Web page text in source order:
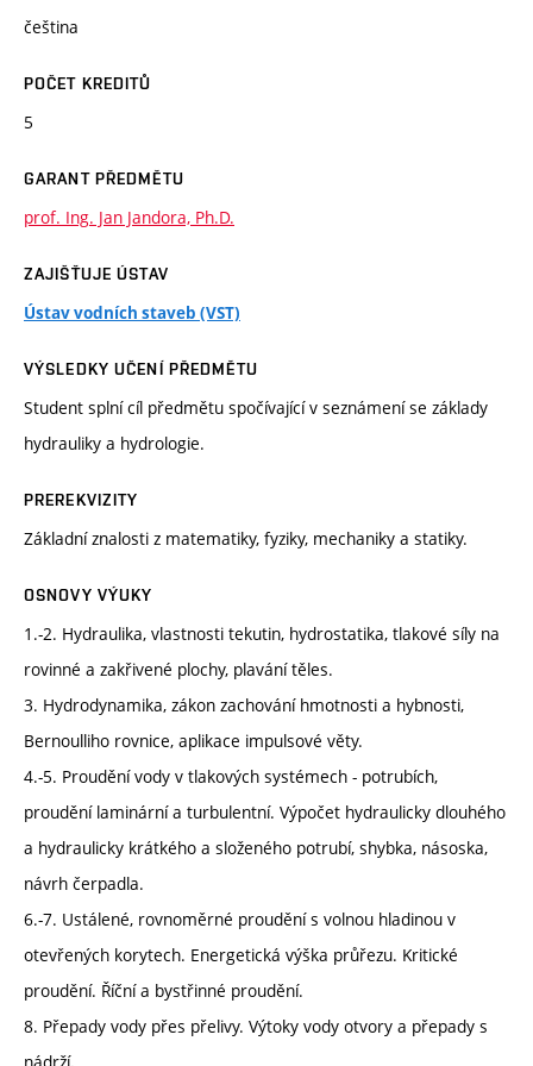
čeština
POČET KREDITŮ
5
GARANT PŘEDMĚTU
prof. Ing. Jan Jandora, Ph.D.
ZAJIŠŤUJE ÚSTAV
Ústav vodních staveb (VST)
VÝSLEDKY UČENÍ PŘEDMĚTU
Student splní cíl předmětu spočívající v seznámení se základy
hydrauliky a hydrologie.
PREREKVIZITY
Základní znalosti z matematiky, fyziky, mechaniky a statiky.
OSNOVY VÝUKY
1.-2. Hydraulika, vlastnosti tekutin, hydrostatika, tlakové síly na
rovinné a zakřivené plochy, plavání těles.
3. Hydrodynamika, zákon zachování hmotnosti a hybnosti,
Bernoulliho rovnice, aplikace impulsové věty.
4.-5. Proudění vody v tlakových systémech - potrubích,
proudění laminární a turbulentní. Výpočet hydraulicky dlouhého
a hydraulicky krátkého a složeného potrubí, shybka, násoska,
návrh čerpadla.
6.-7. Ustálené, rovnoměrné proudění s volnou hladinou v
otevřených korytech. Energetická výška průřezu. Kritické
proudění. Říční a bystřinné proudění.
8. Přepady vody přes přelivy. Výtoky vody otvory a přepady s